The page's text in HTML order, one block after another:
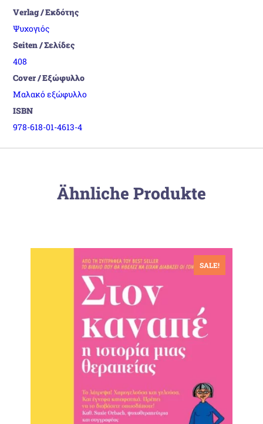
Verlag / Εκδότης
Ψυχογιός
Seiten / Σελίδες
408
Cover / Εξώφυλλο
Μαλακό εξώφυλλο
ISBN
978-618-01-4613-4
Ähnliche Produkte
SALE!